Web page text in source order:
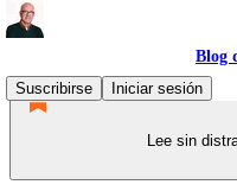
Blog
Suscribirse
Iniciar sesión
Lee sin